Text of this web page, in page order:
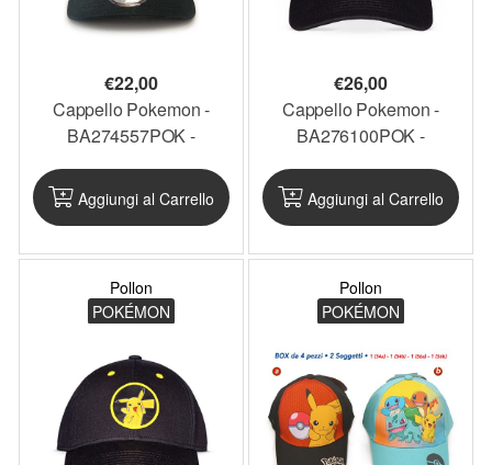
€22,00
Cappello Pokemon -
BA274557POK -
Aggiungi al Carrello
€26,00
Cappello Pokemon -
BA276100POK -
Aggiungi al Carrello
Pollon
POKÉMON
Pollon
POKÉMON